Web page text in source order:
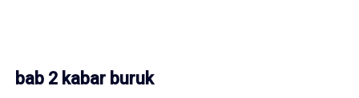
bab 2 kabar buruk